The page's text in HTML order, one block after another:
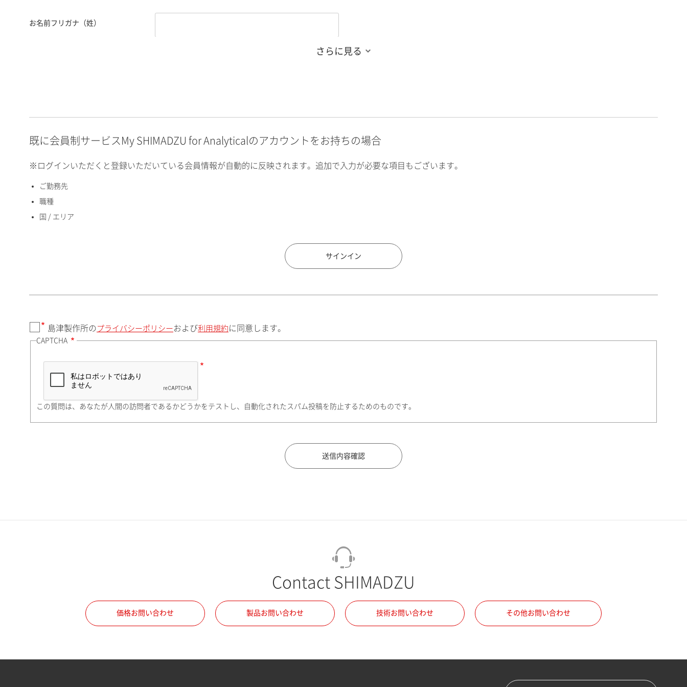
お名前フリガナ（姓）
英数）
国 / エリア
住所検索
町名・番地（勤務先）
所属部署
さらに見る
既に会員制サービスMy SHIMADZU for Analyticalのアカウントをお持ちの場合
※ログインいただくと登録いただいている会員情報が自動的に反映されます。追加で入力が必要な項目もございます。
ご勤務先
職種
国 / エリア
サインイン
島津製作所の プライバシーポリシー および利用規約 に同意します。
CAPTCHA
この質問は、あなたが人間の訪問者であるかどうかをテストし、自動化されたスパム投稿を防止するためのものです。
Contact SHIMADZU
価格お問い合わせ 製品お問い合わせ 技術お問い合わせ その他お問い合わせ